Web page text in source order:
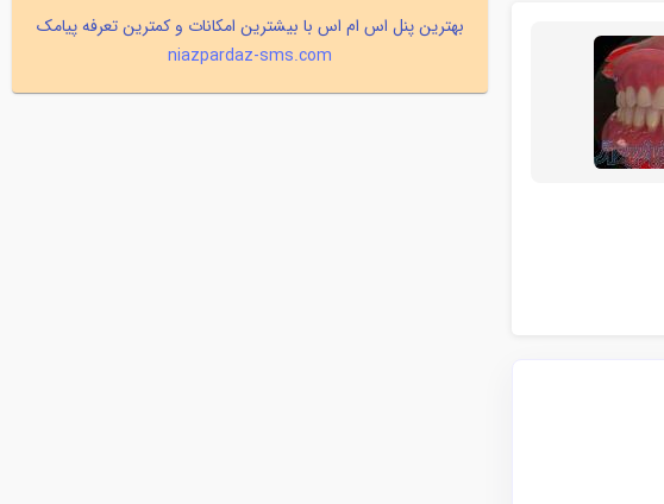
بهترین پنل اس ام اس با بیشترین امکانات و کمترین تعرفه پیامک
niazpardaz-sms.com